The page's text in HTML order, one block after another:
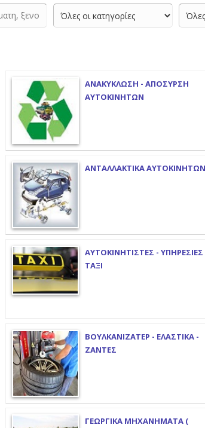
ΑΝΑΚΥΚΛΩΣΗ - ΑΠΟΣΥΡΣΗ
ΑΥΤΟΚΙΝΗΤΩΝ
ΑΝΤΑΛΛΑΚΤΙΚΑ ΑΥΤΟΚΙΝΗΤΩΝ
ΑΥΤΟΚΙΝΗΤΙΣΤΕΣ - ΥΠΗΡΕΣΙΕΣ
ΤΑΞΙ
ΒΟΥΛΚΑΝΙΖΑΤΕΡ - ΕΛΑΣΤΙΚΑ -
ΖΑΝΤΕΣ
ΓΕΩΡΓΙΚΑ ΜΗΧΑΝΗΜΑΤΑ (